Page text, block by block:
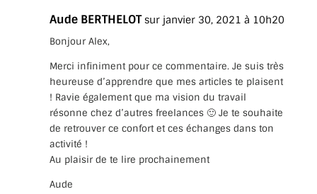
Aude BERTHELOT sur janvier 30, 2021 à 10h20
Bonjour Alex,
Merci infiniment pour ce commentaire. Je suis très
heureuse d’apprendre que mes articles te plaisent
! Ravie également que ma vision du travail
résonne chez d’autres freelances 🙂 Je te souhaite
de retrouver ce confort et ces échanges dans ton
activité !
Au plaisir de te lire prochainement
Aude